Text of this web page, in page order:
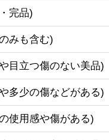
完品)
みも含む)
目立つ傷のない美品)
多少の傷などがある)
使用感や傷がある)